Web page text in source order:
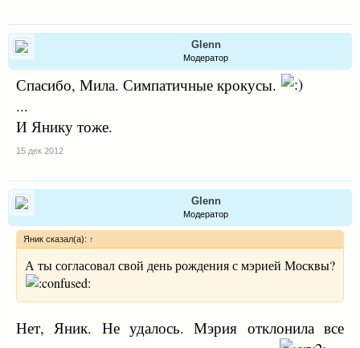
Glenn
Модератор
Спасибо, Мила. Симпатичные крокусы.
...
И Янику тоже.
15 дек 2012
Glenn
Модератор
Яник сказал(а): ↑
А ты согласовал свой день рождения с мэрией Москвы?
Нет, Яник. Не удалось. Мэрия отклонила все